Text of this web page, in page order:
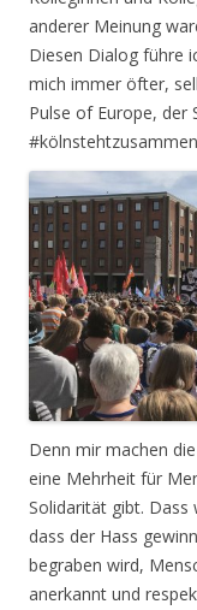
anderer Meinung
Diesen Dialog führe
mich immer öfter,
Pulse of Europe, der
Denn mir machen
eine Mehrheit für
Solidarität gibt. Dass
dass der Hass
begraben wird,
anerkannt und